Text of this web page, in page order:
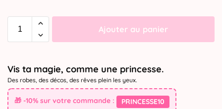
Ajouter au panier
Vis ta magie, comme une princesse.
Des robes, des décos, des rêves plein les yeux.
🎁 -10% sur votre commande : PRINCESSE10